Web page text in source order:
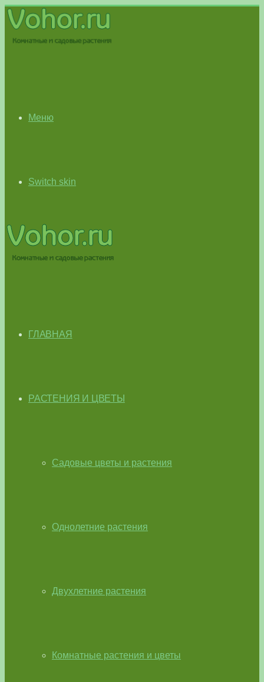
Меню
Switch skin
ГЛАВНАЯ
РАСТЕНИЯ И ЦВЕТЫ
Садовые цветы и растения
Однолетние растения
Двухлетние растения
Комнатные растения и цветы